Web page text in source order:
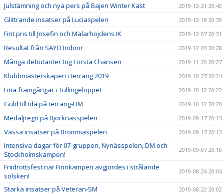
Julstämning och nya pers på Bajen Winter Kast 2019-12-21 20:42
Glittrande insatser på Luciaspelen 2019-12-18 20:39
Fint pris till Josefin och Mälarhöjdens IK 2019-12-07 20:31
Resultat från SAYO Indoor 2019-12-03 20:28
Många debutanter tog Första Chansen 2019-11-20 20:27
Klubbmästerskapen i terräng 2019 2019-10-27 20:24
Fina framgångar i Tullingeloppet 2019-10-12 20:22
Guld till Ida på terräng-DM 2019-10-12 20:20
Medaljregn på Björknässpelen 2019-09-17 20:15
Vassa insatser på Brommaspelen 2019-09-17 20:13
Intensiva dagar för 07-gruppen, Nynässpelen, DM och
Stockholmskampen!
2019-09-07 20:10
Friidrottsfest när Finnkampen avgjordes i strålande
solsken!
2019-08-26 20:06
Starka insatser på Veteran-SM 2019-08-22 20:02